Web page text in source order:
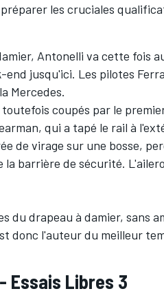
les cruciales
Antonelli va cette fois
end jusqu'ici. Les pilotes
Mercedes.
coupés par le
qui a tapé le rail à
de virage sur une bosse,
barrière de sécurité.
du drapeau à damier, sans
donc l'auteur du meilleur
Essais Libres 3